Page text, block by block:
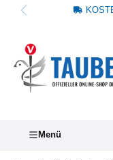
springen
Menü